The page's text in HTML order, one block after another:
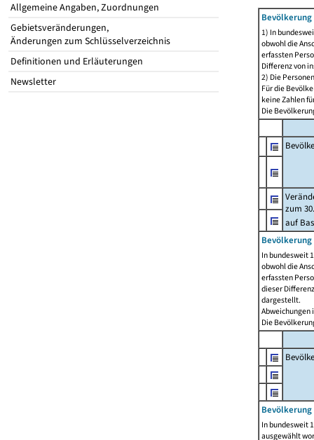
Allgemeine Angaben, Zuordnungen
Gebietsveränderungen,
Änderungen zum Schlüsselverzeichnis
Definitionen und Erläuterungen
Newsletter
1) In
obwohl die
erfassten
Differenz von
2) Die
Für die
keine Zahlen
Die
zum
auf
Bevölkerung
In bundesweit
obwohl die
erfassten
dieser
dargestellt.
Abweichungen
Die
In bundesweit
ausgewählt